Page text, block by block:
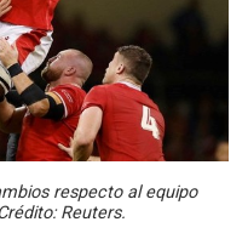
respecto al equipo
Reuters.